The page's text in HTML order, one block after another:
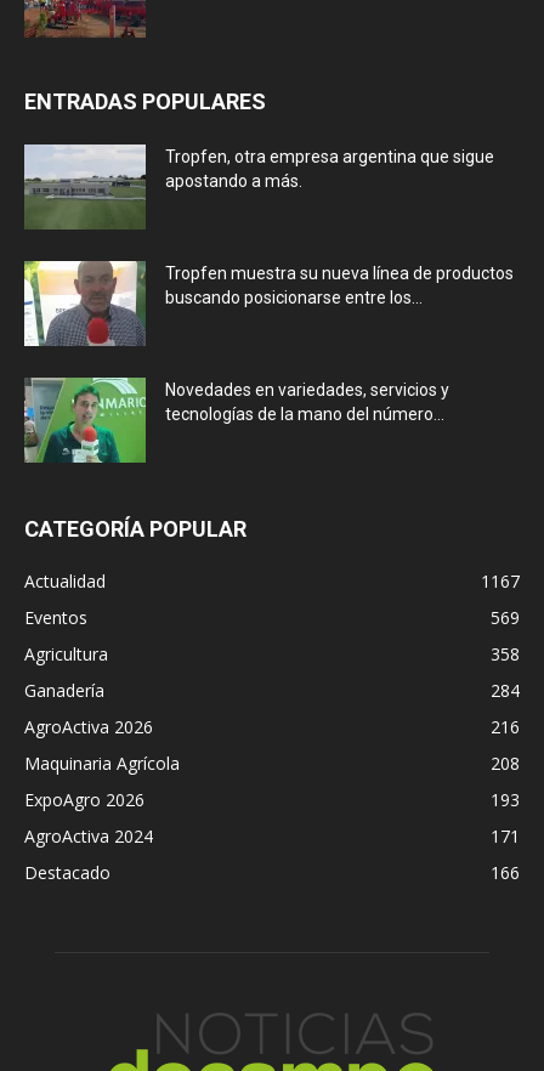
ENTRADAS POPULARES
Tropfen, otra empresa argentina que sigue
apostando a más.
Tropfen muestra su nueva línea de productos
buscando posicionarse entre los...
Novedades en variedades, servicios y
tecnologías de la mano del número...
CATEGORÍA POPULAR
Actualidad
1167
Eventos
569
Agricultura
358
Ganadería
284
AgroActiva 2026
216
Maquinaria Agrícola
208
ExpoAgro 2026
193
AgroActiva 2024
171
Destacado
166